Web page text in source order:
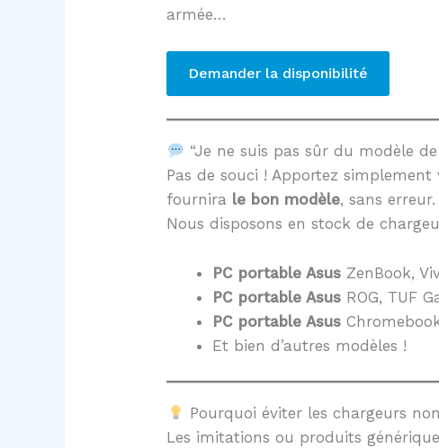
armée…
Demander la disponibilité
“Je ne suis pas sûr du modèle
Pas de souci ! Apportez simplement
fournira le bon modèle, sans erreur.
Nous disposons en stock de
PC portable Asus ZenBook,
PC portable Asus ROG, TUF
PC portable Asus
Et bien d’autres modèles !
Pourquoi éviter les chargeurs
Les imitations ou produits